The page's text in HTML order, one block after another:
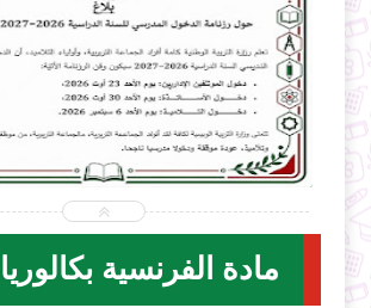
2026-07-31
ecoledz.net
مادة الفرنسية بكالوريا 2015